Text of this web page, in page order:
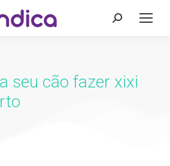
seu cão fazer xixi